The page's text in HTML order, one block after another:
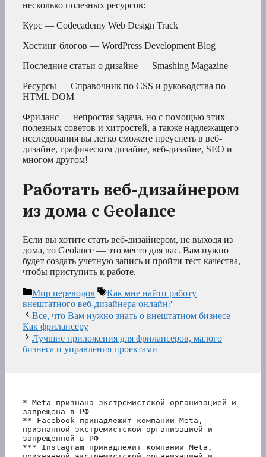
несколько полезных ресурсов:
Курс — Codecademy Web Design Track
Хостинг блогов — WordPress Development Blog
Последние статьи о дизайне — Smashing Magazine
Ресурсы — Справочник по CSS и руководства по
HTML DOM
Фриланс — непростая задача, но с помощью этих
полезных советов и хитростей, а также надлежащего
исследования вы легко сможете преуспеть в веб-
дизайне, графическом дизайне, веб-дизайне, SEO и
многом другом!
Работать веб-дизайнером
из дома с Geolance
Если вы хотите стать веб-дизайнером, не выходя из
дома, то Geolance — это место для вас. Вам нужно
будет создать учетную запись и пройти тест качества,
чтобы приступить к работе.
Рубрики
Мир переводов Метки
Как мне найти работу
внештатного веб-дизайнера онлайн?
Все, что Вам нужно знать о внештатном бизнесе
Как фрилансеру
Лучшие приложения для фрилансеров, малого
бизнеса и управления проектами
* Meta признана экстремистской организацией и
запрещена в РФ
** Facebook принадлежит компании Meta,
признанной экстремистской организацией и
запрещенной в РФ
*** Instagram принадлежит компании Meta,